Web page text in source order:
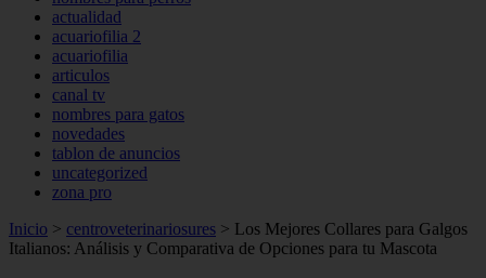
actualidad
acuariofilia 2
acuariofilia
articulos
canal tv
nombres para gatos
novedades
tablon de anuncios
uncategorized
zona pro
Inicio > centroveterinariosures > Los Mejores Collares para Galgos
Italianos: Análisis y Comparativa de Opciones para tu Mascota